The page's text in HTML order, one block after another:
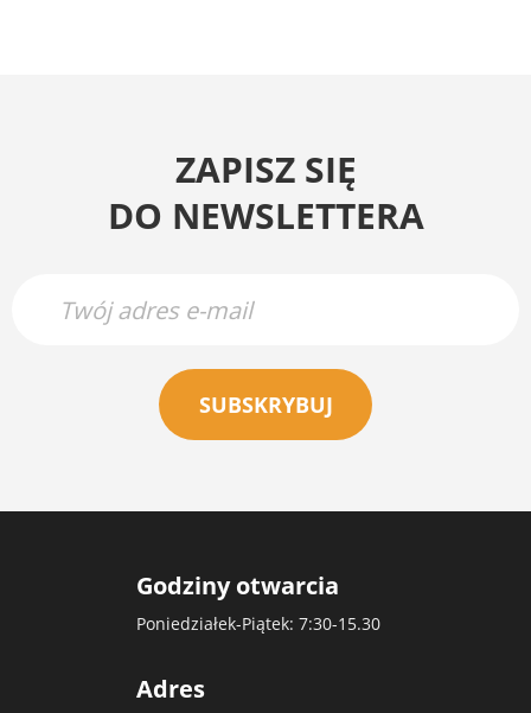
ZAPISZ SIĘ
DO NEWSLETTERA
SUBSKRYBUJ
Godziny otwarcia
Poniedziałek-Piątek: 7:30-15.30
Adres